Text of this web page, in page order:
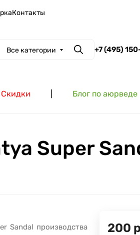
Контакты
Все категории Поиск
+7 (495)
Блог по аюрведе
Super
Sandal производства
200